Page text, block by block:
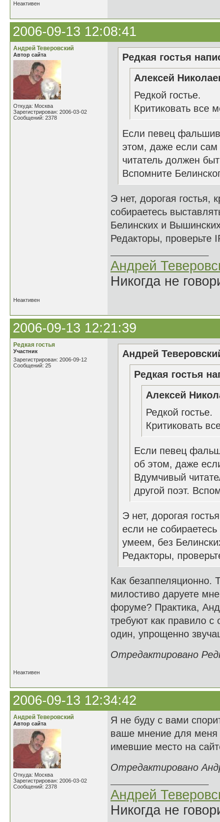
Неактивен
2006-09-13 12:08:41
Андрей Теверовский
Автор сайта
Откуда: Москва
Зарегистрирован: 2006-03-02
Сообщений: 2378
Редкая гостья
Алексей
Редкой гостье.
Критиковать все
Если певец
этом, даже если
читатель должен
Вспомните
Э нет, дорогая гостья,
собираетесь
Белинских и
Редакторы, проверьте
Андрей
Никогда не
Неактивен
2006-09-13 12:21:39
Редкая гостья
Участник
Зарегистрирован: 2006-09-12
Сообщений: 25
Андрей
Редкая гостья
Алексей
Редкой гостье.
Критиковать
Если певец
об этом, даже
Вдумчивый
другой поэт.
Э нет, дорогая
если не
умеем, без
Редакторы,
Как безаппеляционно.
милостиво даруете
форуме? Практика,
требуют как правило
один, упрощенно
Отредактировано
Неактивен
2006-09-13 12:34:42
Андрей Теверовский
Автор сайта
Откуда: Москва
Зарегистрирован: 2006-03-02
Сообщений: 2378
Я не буду с вами
ваше мнение для меня
имевшие место на
Отредактировано
Андрей
Никогда не